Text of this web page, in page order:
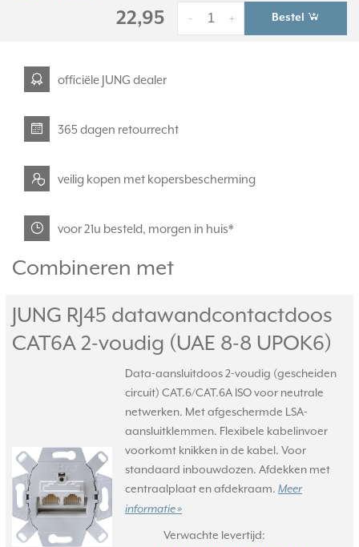
22,95 +
- Bestel
officiële JUNG dealer
365 dagen retourrecht
veilig kopen met kopersbescherming
voor 21u besteld, morgen in huis*
Combineren met
JUNG RJ45 datawandcontactdoos
CAT6A 2-voudig (UAE 8-8 UPOK6)
Data-aansluitdoos 2-voudig (gescheiden
circuit) CAT.6/CAT.6A ISO voor neutrale
netwerken. Met afgeschermde LSA-
aansluitklemmen. Flexibele kabelinvoer
voorkomt knikken in de kabel. Voor
standaard inbouwdozen. Afdekken met
centraalplaat en afdekraam. Meer
informatie »
Verwachte levertijd: